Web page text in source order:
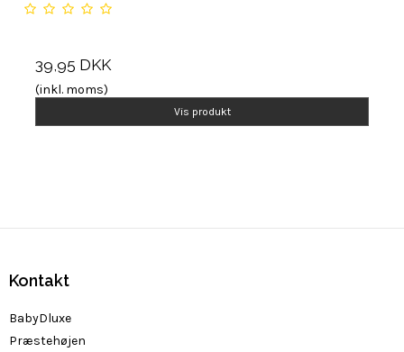
39,95 DKK
(inkl. moms)
Vis produkt
Kontakt
BabyDluxe
Præstehøjen